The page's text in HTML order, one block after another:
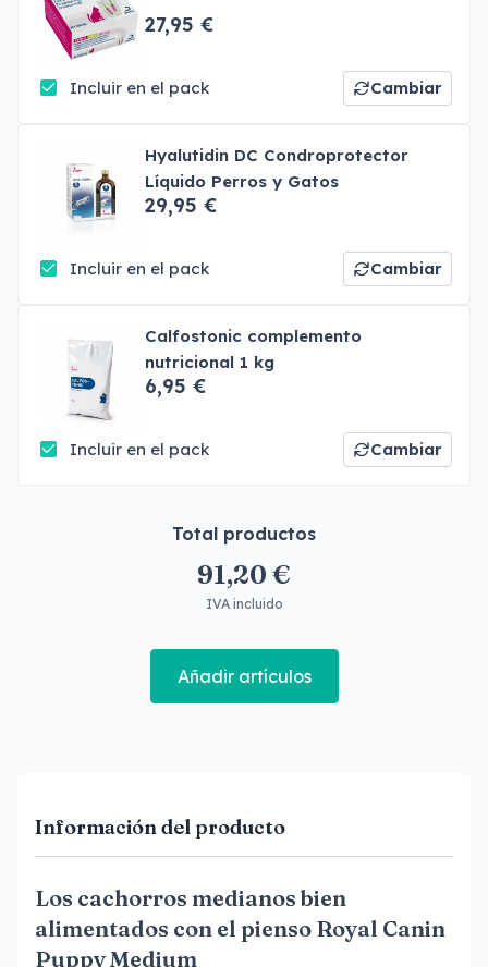
27,95 €
Incluir en el pack Cambiar
Hyalutidin DC Condroprotector
Líquido Perros y Gatos
29,95 €
Incluir en el pack Cambiar
Calfostonic complemento
nutricional 1 kg
6,95 €
Incluir en el pack Cambiar
Total productos
91,20 €
IVA incluido
Añadir artículos
Información del producto
Los cachorros medianos bien
alimentados con el pienso Royal Canin
Puppy Medium